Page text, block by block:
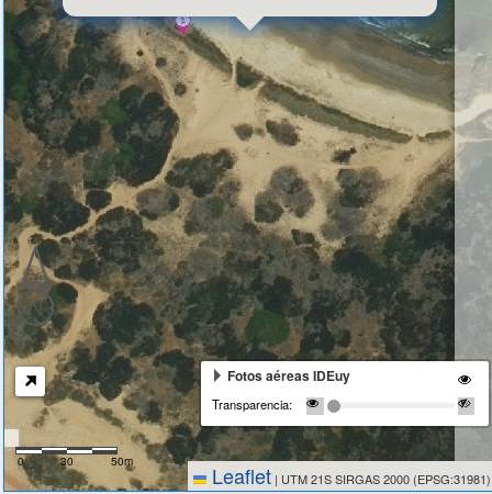
0 30 50m
Fotos aéreas IDEuy
Transparencia:
Leaflet | UTM 21S SIRGAS 2000 (EPSG:31981)